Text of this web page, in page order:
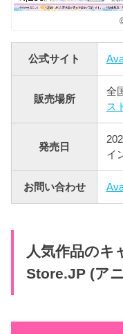
公式サイト
販売場所
全
ス
発売日
イ
お問い合わせ
人気作品のキ
Store.JP (ア